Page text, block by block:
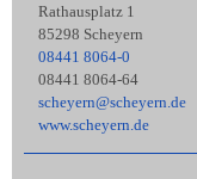
Rathausplatz 1
85298 Scheyern
08441 8064-0
08441 8064-64
scheyern@scheyern.de
www.scheyern.de